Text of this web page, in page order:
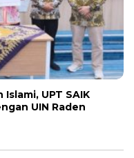
UPT SAIK
UIN Raden